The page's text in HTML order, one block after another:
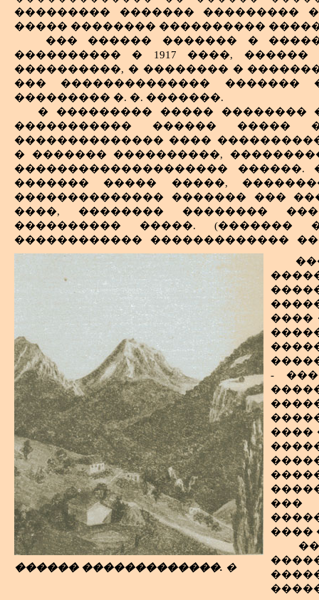
��������� ������� ���������
����� �������� ����������
��� ������ ������� �
���������� � 1917 ����,
����������, � �������� �
��� �������������� �������
��������� �. �. �������.
� ��������� ����� ��������
����������� ������ �����
�������������� ����
� ������� ����������,
��������������������
������� ����� �����,
�������������� ������� ���
����, �������� ��������
���������� �����.
������������ �������������
����� ����� ��������
���� ������������.)
�������� ����� �������
�������� ��� �� ������� �
��������, �� ������������
��������� ��� ��������
�����������, ����� ���
�������������.
���������: ��������� ������
����� ������ ����������
����������� �����������
������ �� ������ ��������,
��������� � ������� � ���
��������, ������� ���������
������������ ������� �
��������� �����
�������� ���� �������������
����������������.
---------------------------------------------
1�� �������� ������ � �������
����", � "����, ���������� ��-���
"�������".
2�������� ���������� � ������������
��������� ������������ �������, 1921 �., ���.
����
-
����
���
����
������ �������������. �